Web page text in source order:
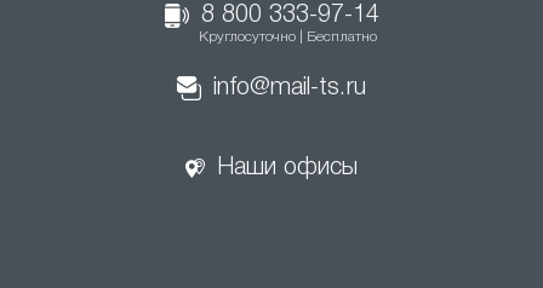
8 800 333-97-14
Круглосуточно | Бесплатно
info@mail-ts.ru
Наши офисы